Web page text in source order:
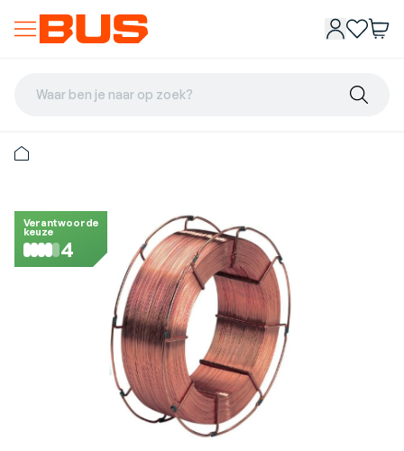
Waar ben je naar op zoek?
Verantwoorde
keuze
4